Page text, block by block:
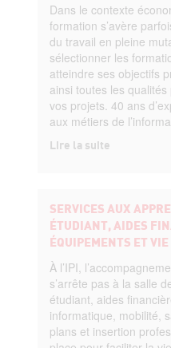
Dans le contexte
formation s’avère
du travail en pleine
sélectionner les
atteindre ses objectifs
ainsi toutes les
vos projets. 40 ans
aux métiers de
Lire la suite
SERVICES AUX
ÉTUDIANT, AIDES
ÉQUIPEMENTS ET
À l’IPI,
s’arrête pas à la salle
étudiant, aides
informatique, mobilité,
plans et insertion